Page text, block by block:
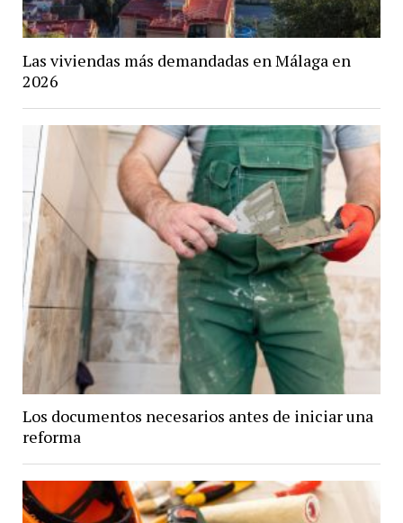
Las viviendas más demandadas en Málaga en
2026
Los documentos necesarios antes de iniciar una
reforma